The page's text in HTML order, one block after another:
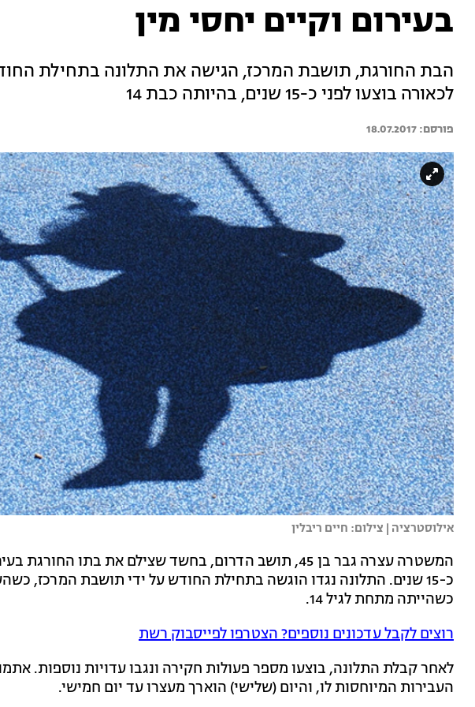
בעירום וקיים יחסי מין
הבת החורגת, תושבת המרכז, הגישה את התלונה בתחילת
לכאורה בוצעו לפני כ-15 שנים, בהיותה כבת 14
18.07.2017
אילוסטרציה | צילום: חיים ריבלין
המשטרה עצרה גבר בן 45, תושב הדרום, בחשד שצילם את בתו
כ-15 שנים. התלונה נגדו הוגשה בתחילת החודש על ידי תושבת המרכז,
כשהייתה מתחת לגיל 14.
רוצים לקבל עדכונים נוספים? הצטרפו לפייסבוק רשת
לאחר קבלת התלונה, בוצעו מספר פעולות חקירה ונגבו עדויות נוספות.
העבירות המיוחסות לו, והיום (שלישי) הוארך מעצרו עד יום חמישי.